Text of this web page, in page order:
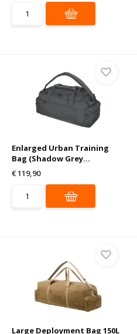
Enlarged Urban Training
Bag (Shadow Grey...
€ 119,90
Large Deployment Bag 150L